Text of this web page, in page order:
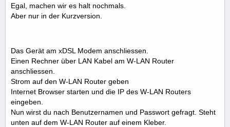
Egal, machen wir es halt nochmals.
Aber nur in der Kurzversion.
Das Gerät am xDSL Modem anschliessen.
Einen Rechner über LAN Kabel am W-LAN Router
anschliessen.
Strom auf den W-LAN Router geben
Internet Browser starten und die IP des W-LAN Routers
eingeben.
Nun wirst du nach Benutzernamen und Passwort gefragt. Steht
unten auf dem W-LAN Router auf einem Kleber.